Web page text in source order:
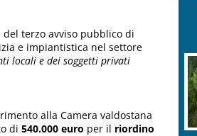
del terzo avviso pubblico di
e impiantistica nel settore
locali e dei soggetti privati
alla Camera valdostana
di 540.000 euro per il riordino